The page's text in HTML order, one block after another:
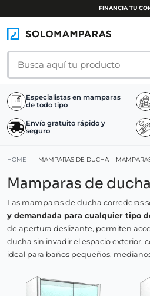
INSTALAMOS TU
Especialistas en mamparas
de todo tipo
Envío gratuito rápido y
seguro
HOME MAMPARAS DE DUCHA
Mamparas de
Las mamparas de ducha correderas
y demandada para cualquier tipo
de apertura deslizante, permiten
ducha sin invadir el espacio exterior,
ideal para baños pequeños,